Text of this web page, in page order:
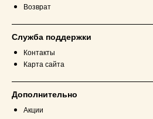
Возврат
Служба поддержки
Контакты
Карта сайта
Дополнительно
Акции